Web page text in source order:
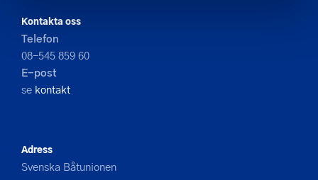
Kontakta oss
Telefon
08-545 859 60
E-post
se kontakt
Adress
Svenska Båtunionen